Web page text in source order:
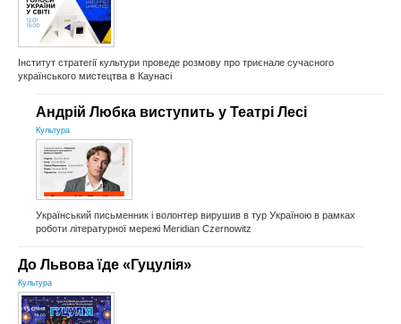
Інститут стратегії культури проведе розмову про триєнале сучасного
українського мистецтва в Каунасі
Андрій Любка виступить у Театрі Лесі
Культура
Український письменник і волонтер вирушив в тур Україною в рамках
роботи літературної мережі Meridian Czernowitz
До Львова їде «Гуцулія»
Культура